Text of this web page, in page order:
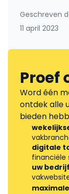
Geschreven
11 april 2023
Proef
Word één
ontdek alle
bieden
digitale
financiële
uw